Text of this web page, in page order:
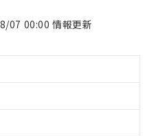
07 00:00 情報更新